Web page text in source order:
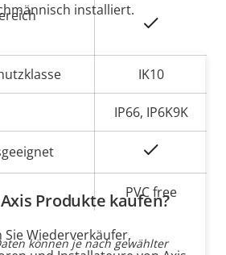
IK10
IP66, IP6K9K
PVC free
können je nach gewählter
installiert.
Produkte kaufen?
Sie Wiederverkäufer,